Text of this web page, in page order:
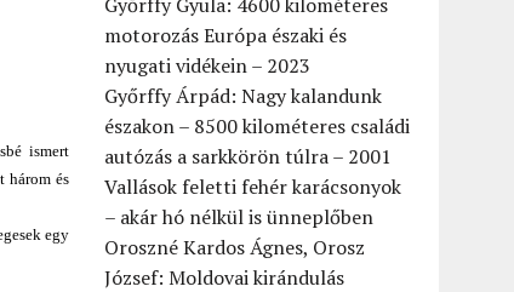
ismert
három és
egy
motorozás Európa északi és
nyugati vidékein – 2023
Győrffy Árpád: Nagy kalandunk
északon – 8500 kilométeres családi
autózás a sarkkörön túlra – 2001
Vallások feletti fehér karácsonyok
– akár hó nélkül is ünneplőben
Oroszné Kardos Ágnes, Orosz
József: Moldovai kirándulás